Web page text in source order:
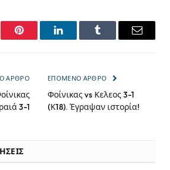
Pinterest LinkedInTumblr Email
ΆΡΘΡΟ
3-1
ΕΠΌΜΕΝΟ ΆΡΘΡΟ
Φοίνικας vs Κελεος 3-1
(Κ18). Έγραψαν ιστορία!